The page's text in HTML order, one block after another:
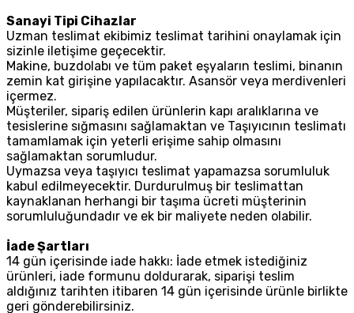
Sanayi Tipi Cihazlar
Uzman teslimat ekibimiz teslimat tarihini onaylamak için
sizinle iletişime geçecektir.
Makine, buzdolabı ve tüm paket eşyaların teslimi, binanın
zemin kat girişine yapılacaktır. Asansör veya merdivenleri
içermez.
Müşteriler, sipariş edilen ürünlerin kapı aralıklarına ve
tesislerine sığmasını sağlamaktan ve Taşıyıcının teslimatı
tamamlamak için yeterli erişime sahip olmasını
sağlamaktan sorumludur.
Uymazsa veya taşıyıcı teslimat yapamazsa sorumluluk
kabul edilmeyecektir. Durdurulmuş bir teslimattan
kaynaklanan herhangi bir taşıma ücreti müşterinin
sorumluluğundadır ve ek bir maliyete neden olabilir.
İade Şartları
14 gün içerisinde iade hakkı: İade etmek istediğiniz
ürünleri, iade formunu doldurarak, siparişi teslim
aldığınız tarihten itibaren 14 gün içerisinde ürünle birlikte
geri gönderebilirsiniz.